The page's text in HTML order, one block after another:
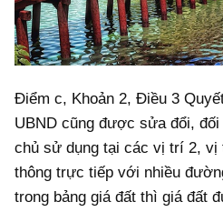
Điểm c, Khoản 2, Điều 3
UBND cũng được sửa đổi,
chủ sử dụng tại các vị trí 2,
thông trực tiếp với nhiều
trong bảng giá đất thì giá đất